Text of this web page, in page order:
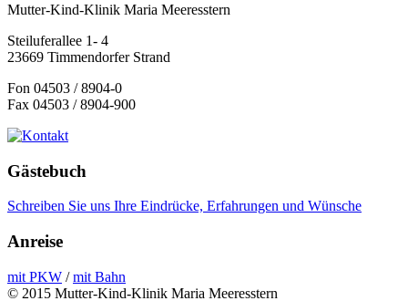
Mutter-Kind-Klinik Maria Meeresstern
Steiluferallee 1- 4
23669 Timmendorfer Strand
Fon 04503 / 8904-0
Fax 04503 / 8904-900
Gästebuch
Schreiben Sie uns Ihre Eindrücke, Erfahrungen und Wünsche
Anreise
mit PKW /mit Bahn
© 2015 Mutter-Kind-Klinik Maria Meeresstern